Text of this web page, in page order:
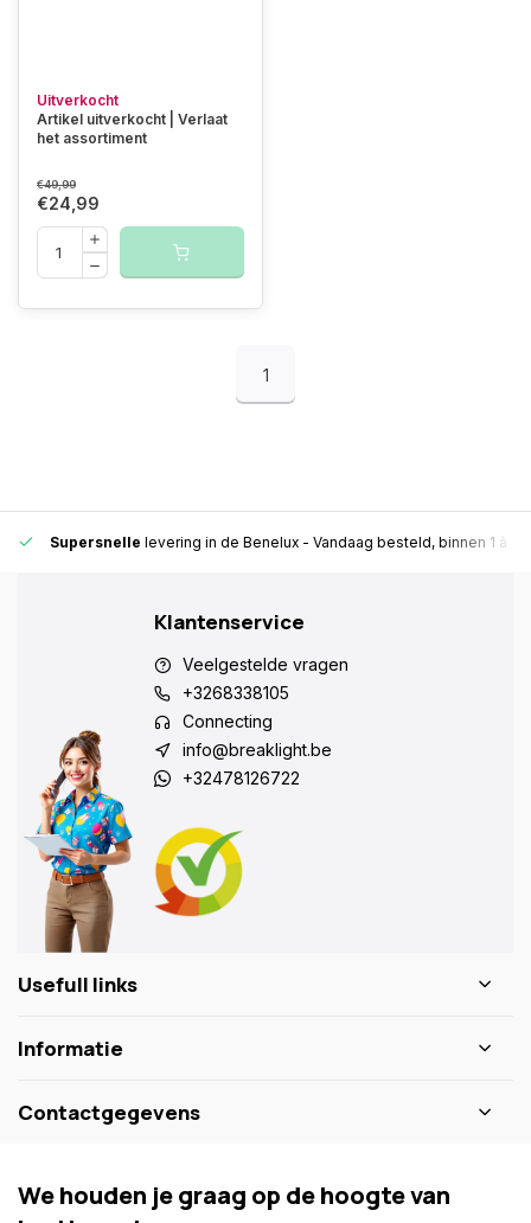
Uitverkocht
Artikel uitverkocht | Verlaat
het assortiment
€49,99
€24,99
1
Supersnelle levering in de Benelux - Vandaag besteld, binnen 1 à 2
Klantenservice
Veelgestelde vragen
+3268338105
Connecting
info@breaklight.be
+32478126722
Usefull links
Informatie
Contactgegevens
We houden je graag op de hoogte van